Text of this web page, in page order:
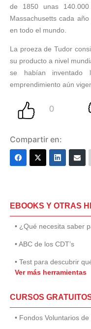
de 1850 unas
Massachusetts cada
en todo el mundo.
La proeza de Tudor
su producto a nivel
se habían inventado
emprendimiento aún
Compartir en:
EBOOKS Y OTRAS
• ¿Qué necesita saber
• ABC de los CDT’s
• Test para descubrir
Ver más herramientas
CURSOS
• Fondos Voluntarios de